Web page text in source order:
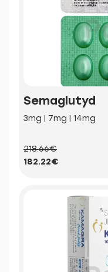
Semaglutyd
3mg | 7mg | 14mg
218.66€
182.22€